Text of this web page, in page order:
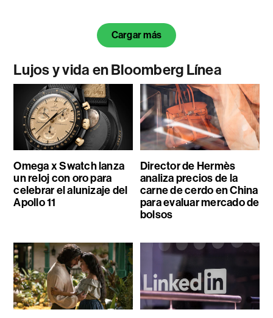
Cargar más
Lujos y vida en Bloomberg Línea
Omega x Swatch lanza
un reloj con oro para
celebrar el alunizaje del
Apollo 11
Director de Hermès
analiza precios de la
carne de cerdo en China
para evaluar mercado de
bolsos